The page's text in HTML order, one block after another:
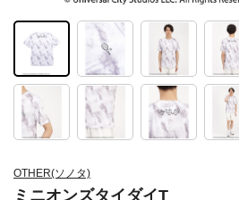
OTHER(ソノタ)
ミニオンズタイダイT